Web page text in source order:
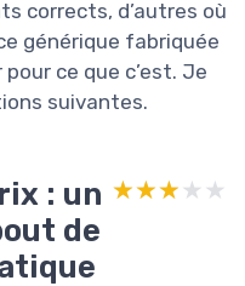
corrects, d’autres où
générique fabriquée
ce que c’est. Je
suivantes.
: un
de
★★★★★
★★★★★